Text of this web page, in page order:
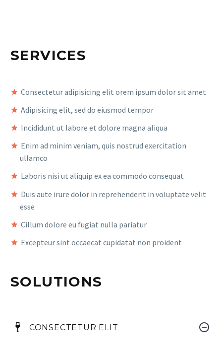
SERVICES
Consectetur adipisicing elit orem ipsum dolor sit amet
Adipisicing elit, sed do eiusmod tempor
Incididunt ut labore et dolore magna aliqua
Enim ad minim veniam, quis nostrud exercitation
ullamco
Laboris nisi ut aliquip ex ea commodo consequat
Duis aute irure dolor in reprehenderit in voluptate velit
esse
Cillum dolore eu fugiat nulla pariatur
Excepteur sint occaecat cupidatat non proident
SOLUTIONS
CONSECTETUR ELIT